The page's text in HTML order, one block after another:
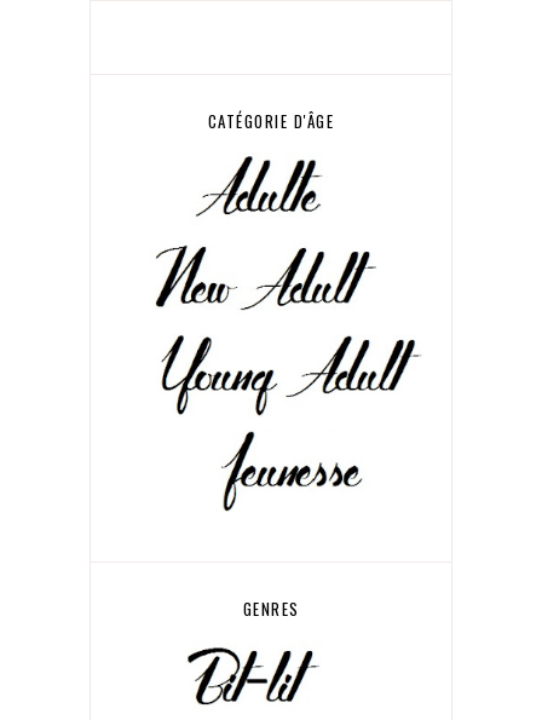
CATÉGORIE D'ÂGE
GENRES